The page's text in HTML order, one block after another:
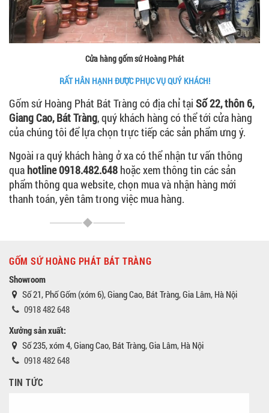
Cửa hàng gốm sứ Hoàng Phát
RẤT HÂN HẠNH ĐƯỢC PHỤC VỤ QUÝ KHÁCH!
Gốm sứ Hoàng Phát Bát Tràng có địa chỉ tại Số 22, thôn 6,
Giang Cao, Bát Tràng, quý khách hàng có thể tới cửa hàng
của chúng tôi để lựa chọn trực tiếp các sản phẩm ưng ý.
Ngoài ra quý khách hàng ở xa có thể nhận tư vấn thông
qua hotline 0918.482.648 hoặc xem thông tin các sản
phẩm thông qua website, chọn mua và nhận hàng mới
thanh toán, yên tâm trong việc mua hàng.
GỐM SỨ HOÀNG PHÁT BÁT TRÀNG
Showroom
Số 21, Phố Gốm (xóm 6), Giang Cao, Bát Tràng, Gia Lâm, Hà Nội
0918 482 648
Xưởng sản xuất:
Số 235, xóm 4, Giang Cao, Bát Tràng, Gia Lâm, Hà Nội
0918 482 648
TIN TỨC